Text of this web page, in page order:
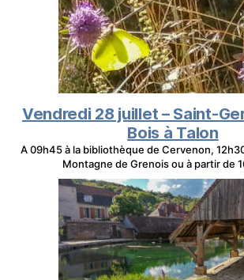
Vendredi 28 juillet – Saint-
Bois à Talon
A 09h45 à la bibliothèque de Cervenon,
Montagne de Grenois ou à partir de